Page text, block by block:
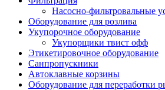
Насосно-фильтровальные
Оборудование для розлива
Укупорочное оборудование
Укупорщики твист офф
Этикетировочное оборудование
Санпропускники
Автоклавные корзины
Оборудование для переработки